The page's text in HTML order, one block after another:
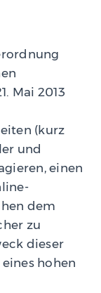
Mai 2013
(kurz
und
einen
dem
zu
dieser
hohen